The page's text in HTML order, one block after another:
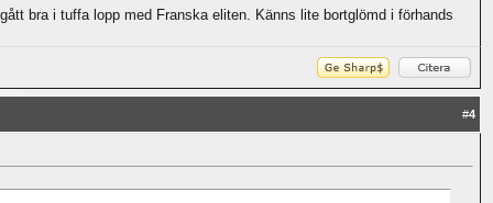
bra i tuffa lopp med Franska eliten. Känns lite bortglömd i förhands
#4